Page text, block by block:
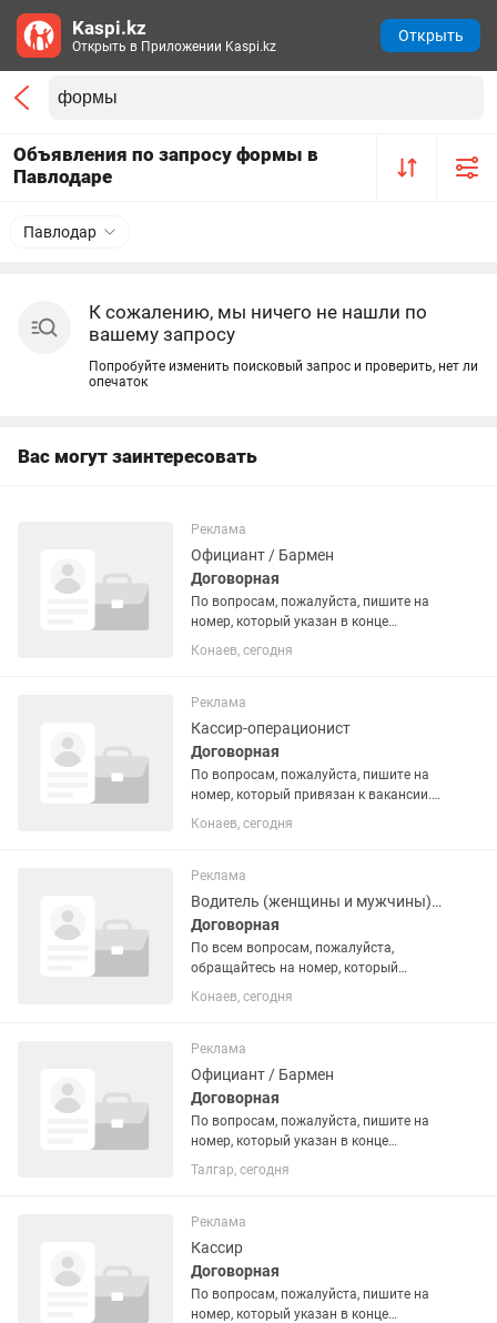
Объявления по запросу формы в
Павлодаре
Павлодар
К сожалению, мы ничего не нашли по
вашему запросу
Попробуйте изменить поисковый запрос и проверить, нет ли
опечаток
Вас могут заинтересовать
Реклама
Официант / Бармен
Договорная
По вопросам, пожалуйста, пишите на
номер, который указан в конце
вакансии. 🔻О месте работы:🔻 BOMBAY
(Бомбей) — это лицензированное
специальной туристической зоне на...
Конаев, сегодня
Реклама
Кассир-операционист
Договорная
По вопросам, пожалуйста, пишите на
номер, который привязан к вакансии.
🔻О месте работы:🔻 BOMBAY (Бомбей)
— это лицензированное казино,
туристической зоне на...
Конаев, сегодня
Реклама
Водитель (женщины и мужчины) авто бизнес-класса
Договорная
По всем вопросам, пожалуйста,
обращайтесь на номер, который
указан в конце вакансии.
Рассматриваются женщины и
(Бомбей) — это лицензированное
казино, которое...
Конаев, сегодня
Реклама
Официант / Бармен
Договорная
По вопросам, пожалуйста, пишите на
номер, который указан в конце
вакансии. 🔻О месте работы:🔻 BOMBAY
(Бомбей) — это лицензированное
специальной туристической зоне на...
Талгар, сегодня
Реклама
Кассир
Договорная
По вопросам, пожалуйста, пишите на
номер, который указан в конце
Kaspi.kz
Открыть в Приложении Kaspi.kz
Открыть